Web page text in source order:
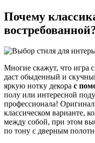
Почему
Многие скажут, что игра
даст обыденный и
яркую нотку декора с
полу или интересной
профессионала!
классическом варианте,
между собой, при этом
по тону с дверным